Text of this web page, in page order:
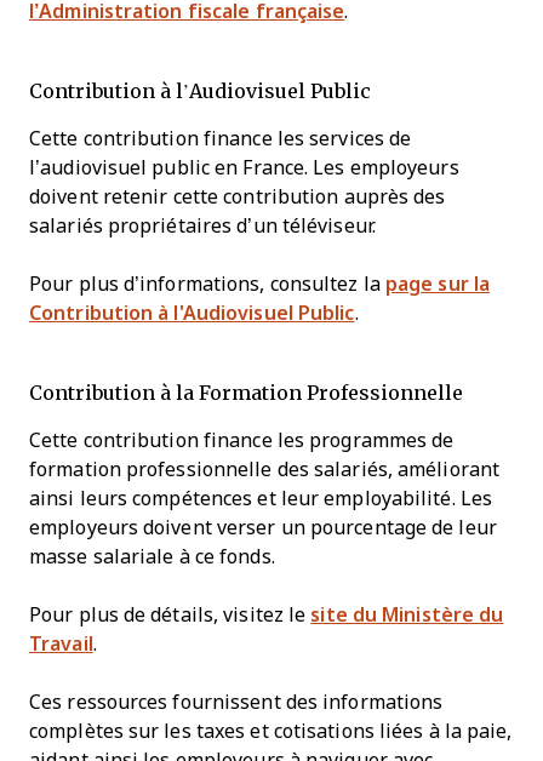
l’Administration fiscale française.
Contribution à l’Audiovisuel Public
Cette contribution finance les services de
l’audiovisuel public en France. Les employeurs
doivent retenir cette contribution auprès des
salariés propriétaires d’un téléviseur.
Pour plus d’informations, consultez la page sur la
Contribution à l'Audiovisuel Public.
Contribution à la Formation Professionnelle
Cette contribution finance les programmes de
formation professionnelle des salariés, améliorant
ainsi leurs compétences et leur employabilité. Les
employeurs doivent verser un pourcentage de leur
masse salariale à ce fonds.
Pour plus de détails, visitez le site du Ministère du
Travail .
Ces ressources fournissent des informations
complètes sur les taxes et cotisations liées à la paie,